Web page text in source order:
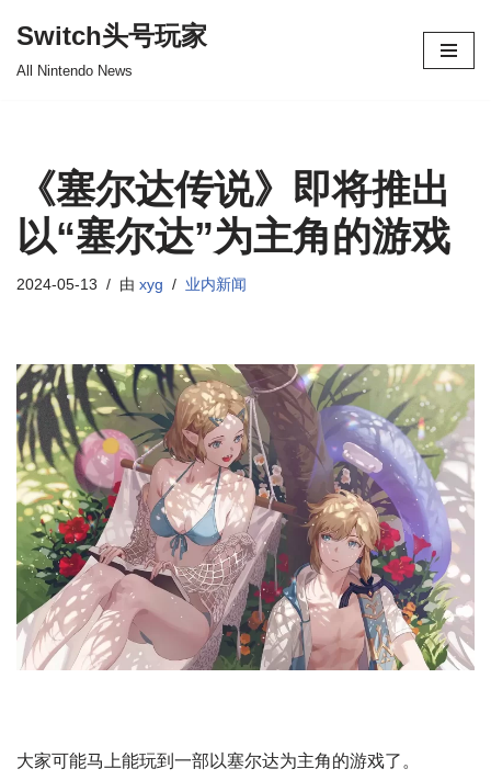
Switch头号玩家
All Nintendo News
《塞尔达传说》即将推出
以“塞尔达”为主角的游戏
2024-05-13 由 xyg 业内新闻
大家可能马上能玩到一部以塞尔达为主角的游戏了。